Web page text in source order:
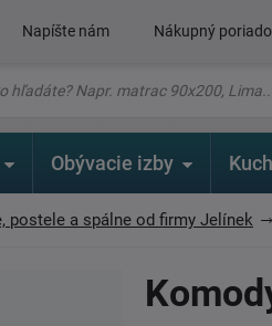
Napíšte nám Nákupný
Obývacie izby
postele a spálne od firmy Jelínek